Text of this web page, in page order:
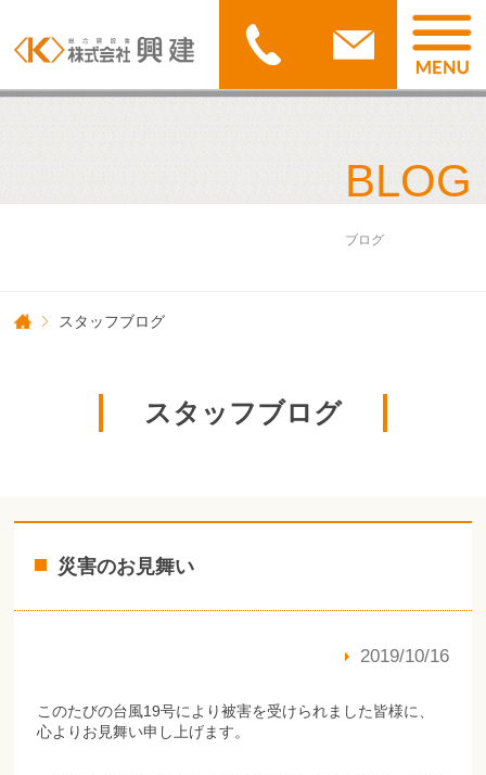
BLOG
ブログ
スタッフブログ
スタッフブログ
災害のお見舞い
2019/10/16
このたびの台風19号により被害を受けられました皆様に、
心よりお見舞い申し上げます。